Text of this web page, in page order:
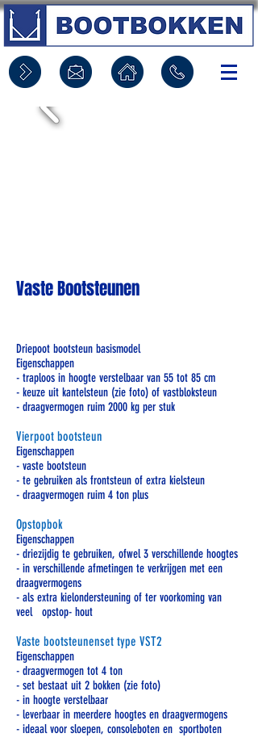
Driepoot bootsteun basismodel
Eigenschappen
- traploos in hoogte verstelbaar van 55 tot 85 cm
- keuze uit kantelsteun (zie foto) of vastbloksteun
- draagvermogen ruim 2000 kg per stuk
Vierpoot bootsteun
Eigenschappen
- vaste bootsteun
- te gebruiken als frontsteun of extra kielsteun
- draagvermogen ruim 4 ton plus
Opstopbok
Eigenschappen
- driezijdig te gebruiken, ofwel 3 verschillende hoogtes
- in verschillende afmetingen te verkrijgen met een
draagvermogens
- als extra kielondersteuning of ter voorkoming van
veel opstop- hout
Vaste bootsteunenset type VST2
Eigenschappen
- draagvermogen tot 4 ton
- set bestaat uit 2 bokken (zie foto)
- in hoogte verstelbaar
- leverbaar in meerdere hoogtes en draagvermogens
- ideaal voor sloepen, consoleboten en sportboten
Vaste Bootsteunen